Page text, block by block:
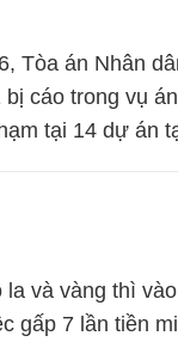
Tòa án Nhân
cáo trong vụ
tại 14 dự án
và vàng thì
gấp 7 lần tiền